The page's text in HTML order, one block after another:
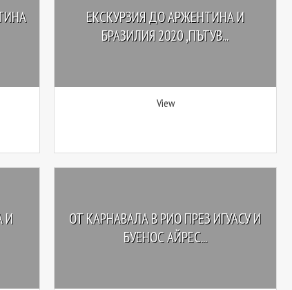
ЕКСКУРЗИЯ ДО АРЖЕНТИНА И
БРАЗИЛИЯ 2020 ,ПЪТУВ...
View
И
ОТ КАРНАВАЛА В РИО ПРЕЗ ИГУАСУ И
БУЕНОС АЙРЕС...